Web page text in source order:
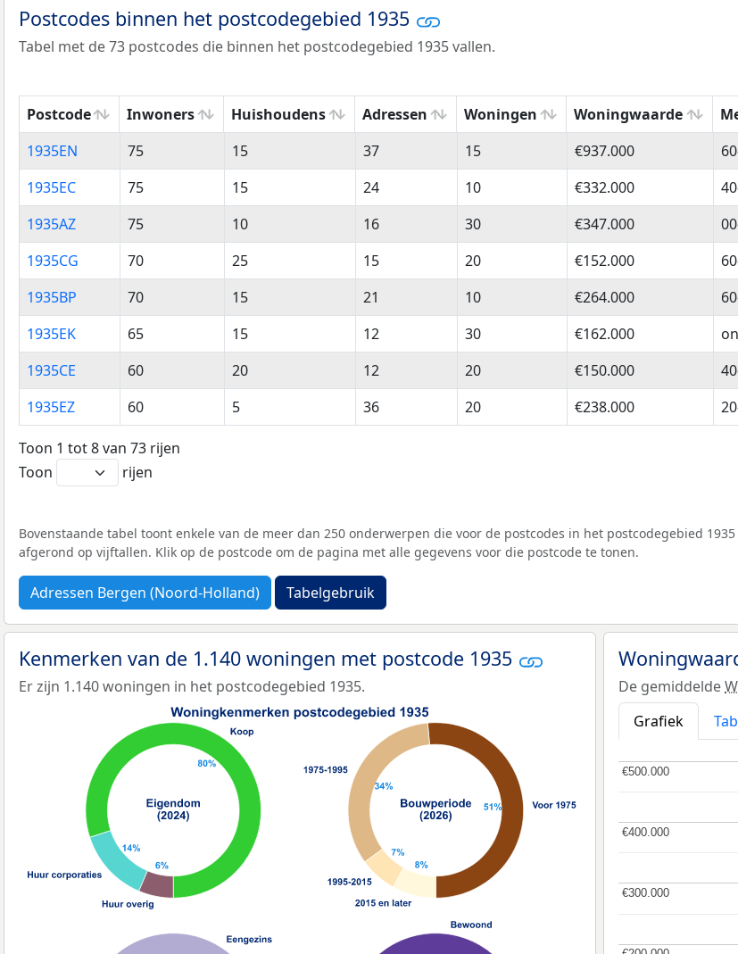
Postcodes binnen het postcodegebied 1935
Tabel met de 73 postcodes die binnen het postcodegebied 1935 vallen.
Postcode
Inwoners Huishoudens Adressen Woningen Woningwaarde
Postcode
Inwoners Huishoudens Adressen Woningen Woningwaarde
1935EN 75 15 37 15 €937.000
1935EC
75 15 24 10 €332.000
1935AZ
75 10 16 30 €347.000
1935CG
70 25 15 20 €152.000
1935BP
70 15 21 10 €264.000
1935EK
65 15 12 30 €162.000
1935CE
60 20 12 20 €150.000
1935EZ
60 5 36 20 €238.000
Toon 1 tot 8 van 73 rijen
Toon
rijen
Bovenstaande tabel toont enkele van de meer dan 250 onderwerpen die voor de postcodes in het postcodegebied
afgerond op vijftallen. Klik op de postcode om de pagina met alle gegevens voor die postcode te tonen.
Adressen Bergen (Noord-Holland) Tabelgebruik
Kenmerken van de 1.140 woningen met postcode 1935
Er zijn 1.140 woningen in het postcodegebied 1935. De gemiddelde
Grafiek
€300.000
€300.000
€400.000
€400.000
€500.000
€500.000